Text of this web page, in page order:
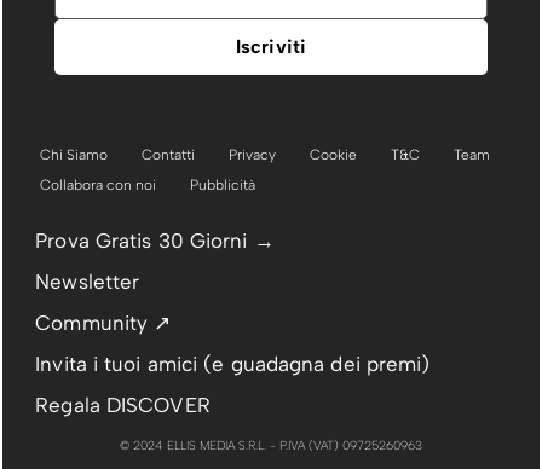
Chi Siamo Contatti Privacy Cookie T&C
Team
Collabora con noi
Pubblicità
Prova Gratis 30 Giorni →
Newsletter
Community ↗
Invita i tuoi amici (e guadagna dei premi)
Regala DISCOVER
© 2024 ELLIS MEDIA S.R.L. - P.IVA (VAT) 09725260963